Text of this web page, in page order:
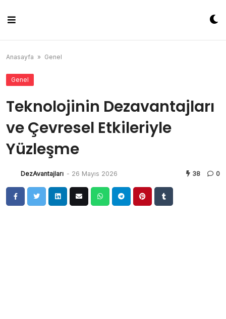
content
Anasayfa » Genel
Genel
Teknolojinin Dezavantajları
ve Çevresel Etkileriyle
Yüzleşme
DezAvantajları - 26 Mayıs 2026 38 0